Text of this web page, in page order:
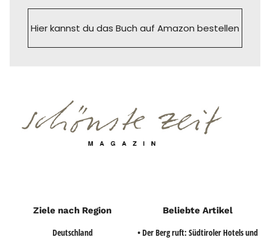
Hier kannst du das Buch auf Amazon bestellen
Ziele nach Region
Deutschland
Beliebte Artikel
• Der Berg ruft: Südtiroler Hotels und